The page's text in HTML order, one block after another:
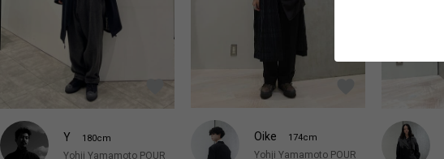
Y 180cm
Yohji Yamamoto POUR
Oike 174cm
Yohji Yamamoto POUR